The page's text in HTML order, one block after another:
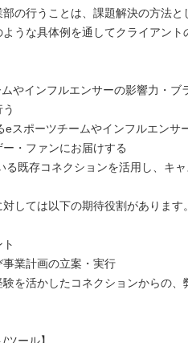
の行うことは、課題解決の方法
うな具体例を通してクライアント
やインフルエンサーの影響力・ブ
eスポーツチームやインフルエンサ
・ファンにお届けする
る既存コネクションを活用し、キ
しては以下の期待役割があります。
事業計画の立案・実行
験を活かしたコネクションからの
ツール】